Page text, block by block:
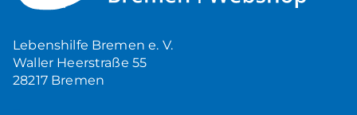
Lebenshilfe Bremen e. V.
Waller Heerstraße 55
28217 Bremen